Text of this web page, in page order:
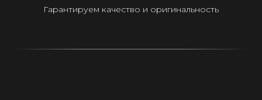
Гарантируем качество и оригинальность